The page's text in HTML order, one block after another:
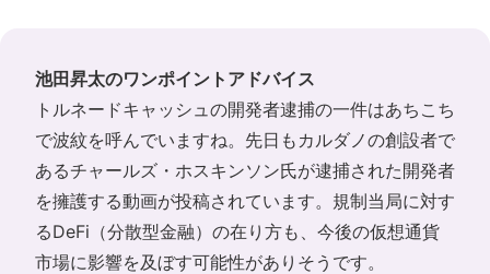
池田昇太のワンポイントアドバイス
トルネードキャッシュの開発者逮捕の一件はあちこち
で波紋を呼んでいますね。先日もカルダノの創設者で
あるチャールズ・ホスキンソン氏が逮捕された開発者
を擁護する動画が投稿されています。規制当局に対す
るDeFi（分散型金融）の在り方も、今後の仮想通貨
市場に影響を及ぼす可能性がありそうです。